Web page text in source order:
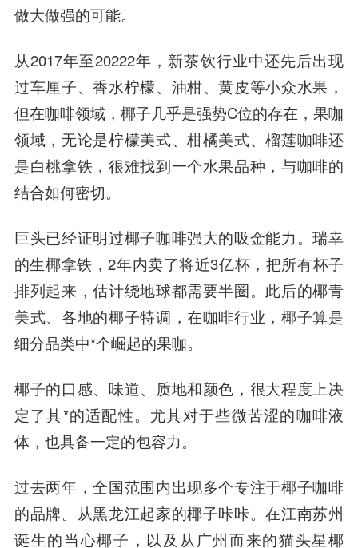
做大做强的可能。
从2017年至20222年，新茶饮行业中还先后出现
过车厘子、香水柠檬、油柑、黄皮等小众水果，
但在咖啡领域，椰子几乎是强势C位的存在，果咖
领域，无论是柠檬美式、柑橘美式、榴莲咖啡还
是白桃拿铁，很难找到一个水果品种，与咖啡的
结合如何密切。
巨头已经证明过椰子咖啡强大的吸金能力。瑞幸
的生椰拿铁，2年内卖了将近3亿杯，把所有杯子
排列起来，估计绕地球都需要半圈。此后的椰青
美式、各地的椰子特调，在咖啡行业，椰子算是
细分品类中*个崛起的果咖。
椰子的口感、味道、质地和颜色，很大程度上决
定了其*的适配性。尤其对于些微苦涩的咖啡液
体，也具备一定的包容力。
过去两年，全国范围内出现多个专注于椰子咖啡
的品牌。从黑龙江起家的椰子咔咔。在江南苏州
诞生的当心椰子，以及从广州而来的猫头星椰